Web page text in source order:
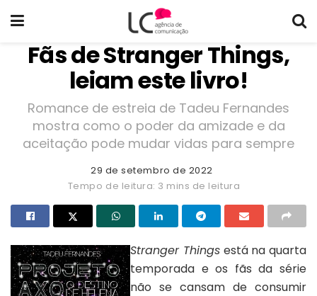
Fãs de Stranger Things,
leiam este livro!
Romance de estreia de Tadeu Fernandes
mostra como o poder da amizade e da
aceitação pode mudar vidas para sempre
29 de setembro de 2022
Tempo de leitura: 3 mins de leitura
Stranger Thingsestá na quarta
temporada e os fãs da série
não se cansam de consumir